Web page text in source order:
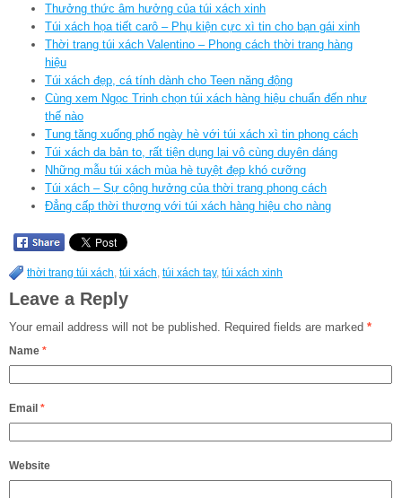
Thưởng thức âm hưởng của túi xách xinh
Túi xách họa tiết carô – Phụ kiện cực xì tin cho bạn gái xinh
Thời trang túi xách Valentino – Phong cách thời trang hàng
hiệu
Túi xách đẹp, cá tính dành cho Teen năng động
Cùng xem Ngọc Trinh chọn túi xách hàng hiệu chuẩn đến như
thế nào
Tung tăng xuống phố ngày hè với túi xách xì tin phong cách
Túi xách da bản to, rất tiện dụng lại vô cùng duyên dáng
Những mẫu túi xách mùa hè tuyệt đẹp khó cưỡng
Túi xách – Sự cộng hưởng của thời trang phong cách
Đẳng cấp thời thượng với túi xách hàng hiệu cho nàng
thời trang túi xách, túi xách, túi xách tay, túi xách xinh
Leave a Reply
Your email address will not be published. Required fields are marked *
Name *
Email *
Website